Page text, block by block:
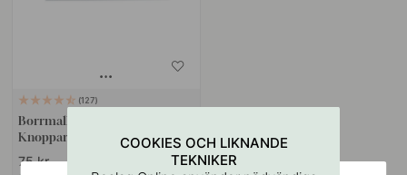
127
Borrmall för Handtag &
Knoppar
75 kr
COOKIES OCH LIKNANDE
TEKNIKER